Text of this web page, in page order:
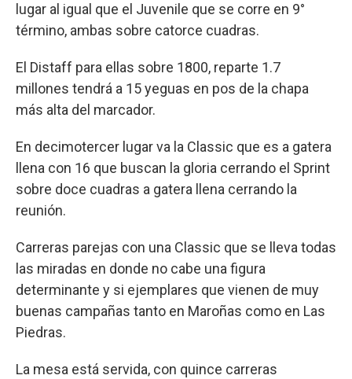
lugar al igual que el Juvenile que se corre en 9°
término, ambas sobre catorce cuadras.
El Distaff para ellas sobre 1800, reparte 1.7
millones tendrá a 15 yeguas en pos de la chapa
más alta del marcador.
En decimotercer lugar va la Classic que es a gatera
llena con 16 que buscan la gloria cerrando el Sprint
sobre doce cuadras a gatera llena cerrando la
reunión.
Carreras parejas con una Classic que se lleva todas
las miradas en donde no cabe una figura
determinante y si ejemplares que vienen de muy
buenas campañas tanto en Maroñas como en Las
Piedras.
La mesa está servida, con quince carreras